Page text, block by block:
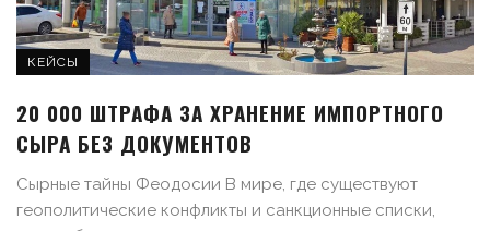
КЕЙСЫ
20 000 ШТРАФА ЗА ХРАНЕНИЕ ИМПОРТНОГО
СЫРА БЕЗ ДОКУМЕНТОВ
Сырные тайны Феодосии В мире, где существуют
геополитические конфликты и санкционные списки,